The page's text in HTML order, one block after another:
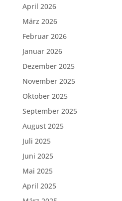
April 2026
März 2026
Februar 2026
Januar 2026
Dezember 2025
November 2025
Oktober 2025
September 2025
August 2025
Juli 2025
Juni 2025
Mai 2025
April 2025